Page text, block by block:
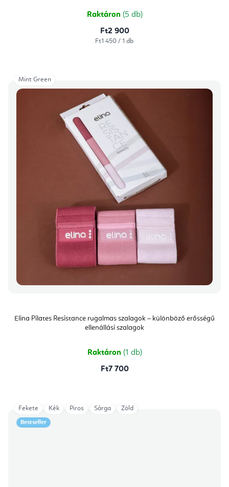
Raktáron (5 db)
Ft2 900
Egységár:
Ft1 450 / 1 db
Elina Pilates Resistance rugalmas szalagok – különböző erősségű
ellenállási szalagok
Raktáron (1 db)
Ft7 700
Mint Green
Bestseller
Fekete Kék Piros Sárga Zöld